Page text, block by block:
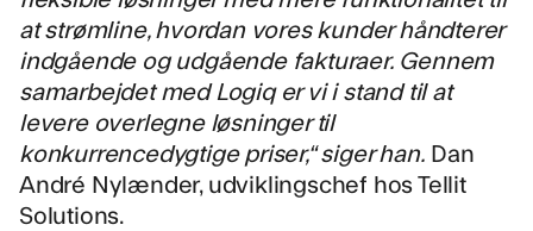
at strømline, hvordan vores kunder håndterer
indgående og udgående fakturaer. Gennem
samarbejdet med Logiq er vi i stand til at
levere overlegne løsninger til
konkurrencedygtige priser,“ siger han. Dan
André Nylænder, udviklingschef hos Tellit
Solutions.